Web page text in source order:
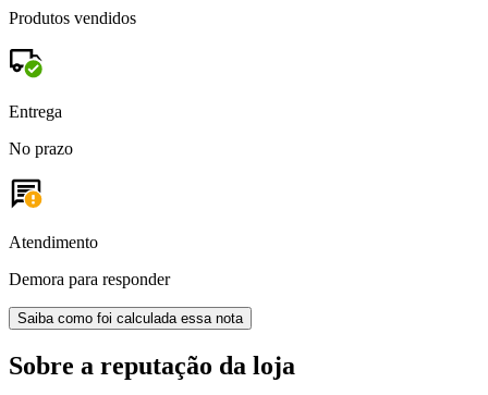
Produtos vendidos
Entrega
No prazo
Atendimento
Demora para responder
Saiba como foi calculada essa nota
Sobre a reputação da loja